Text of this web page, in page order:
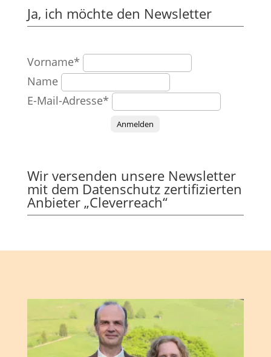
Ja, ich möchte den Newsletter
Vorname*
Name
E-Mail-Adresse*
Anmelden
Wir versenden unsere Newsletter
mit dem Datenschutz zertifizierten
Anbieter „Cleverreach“